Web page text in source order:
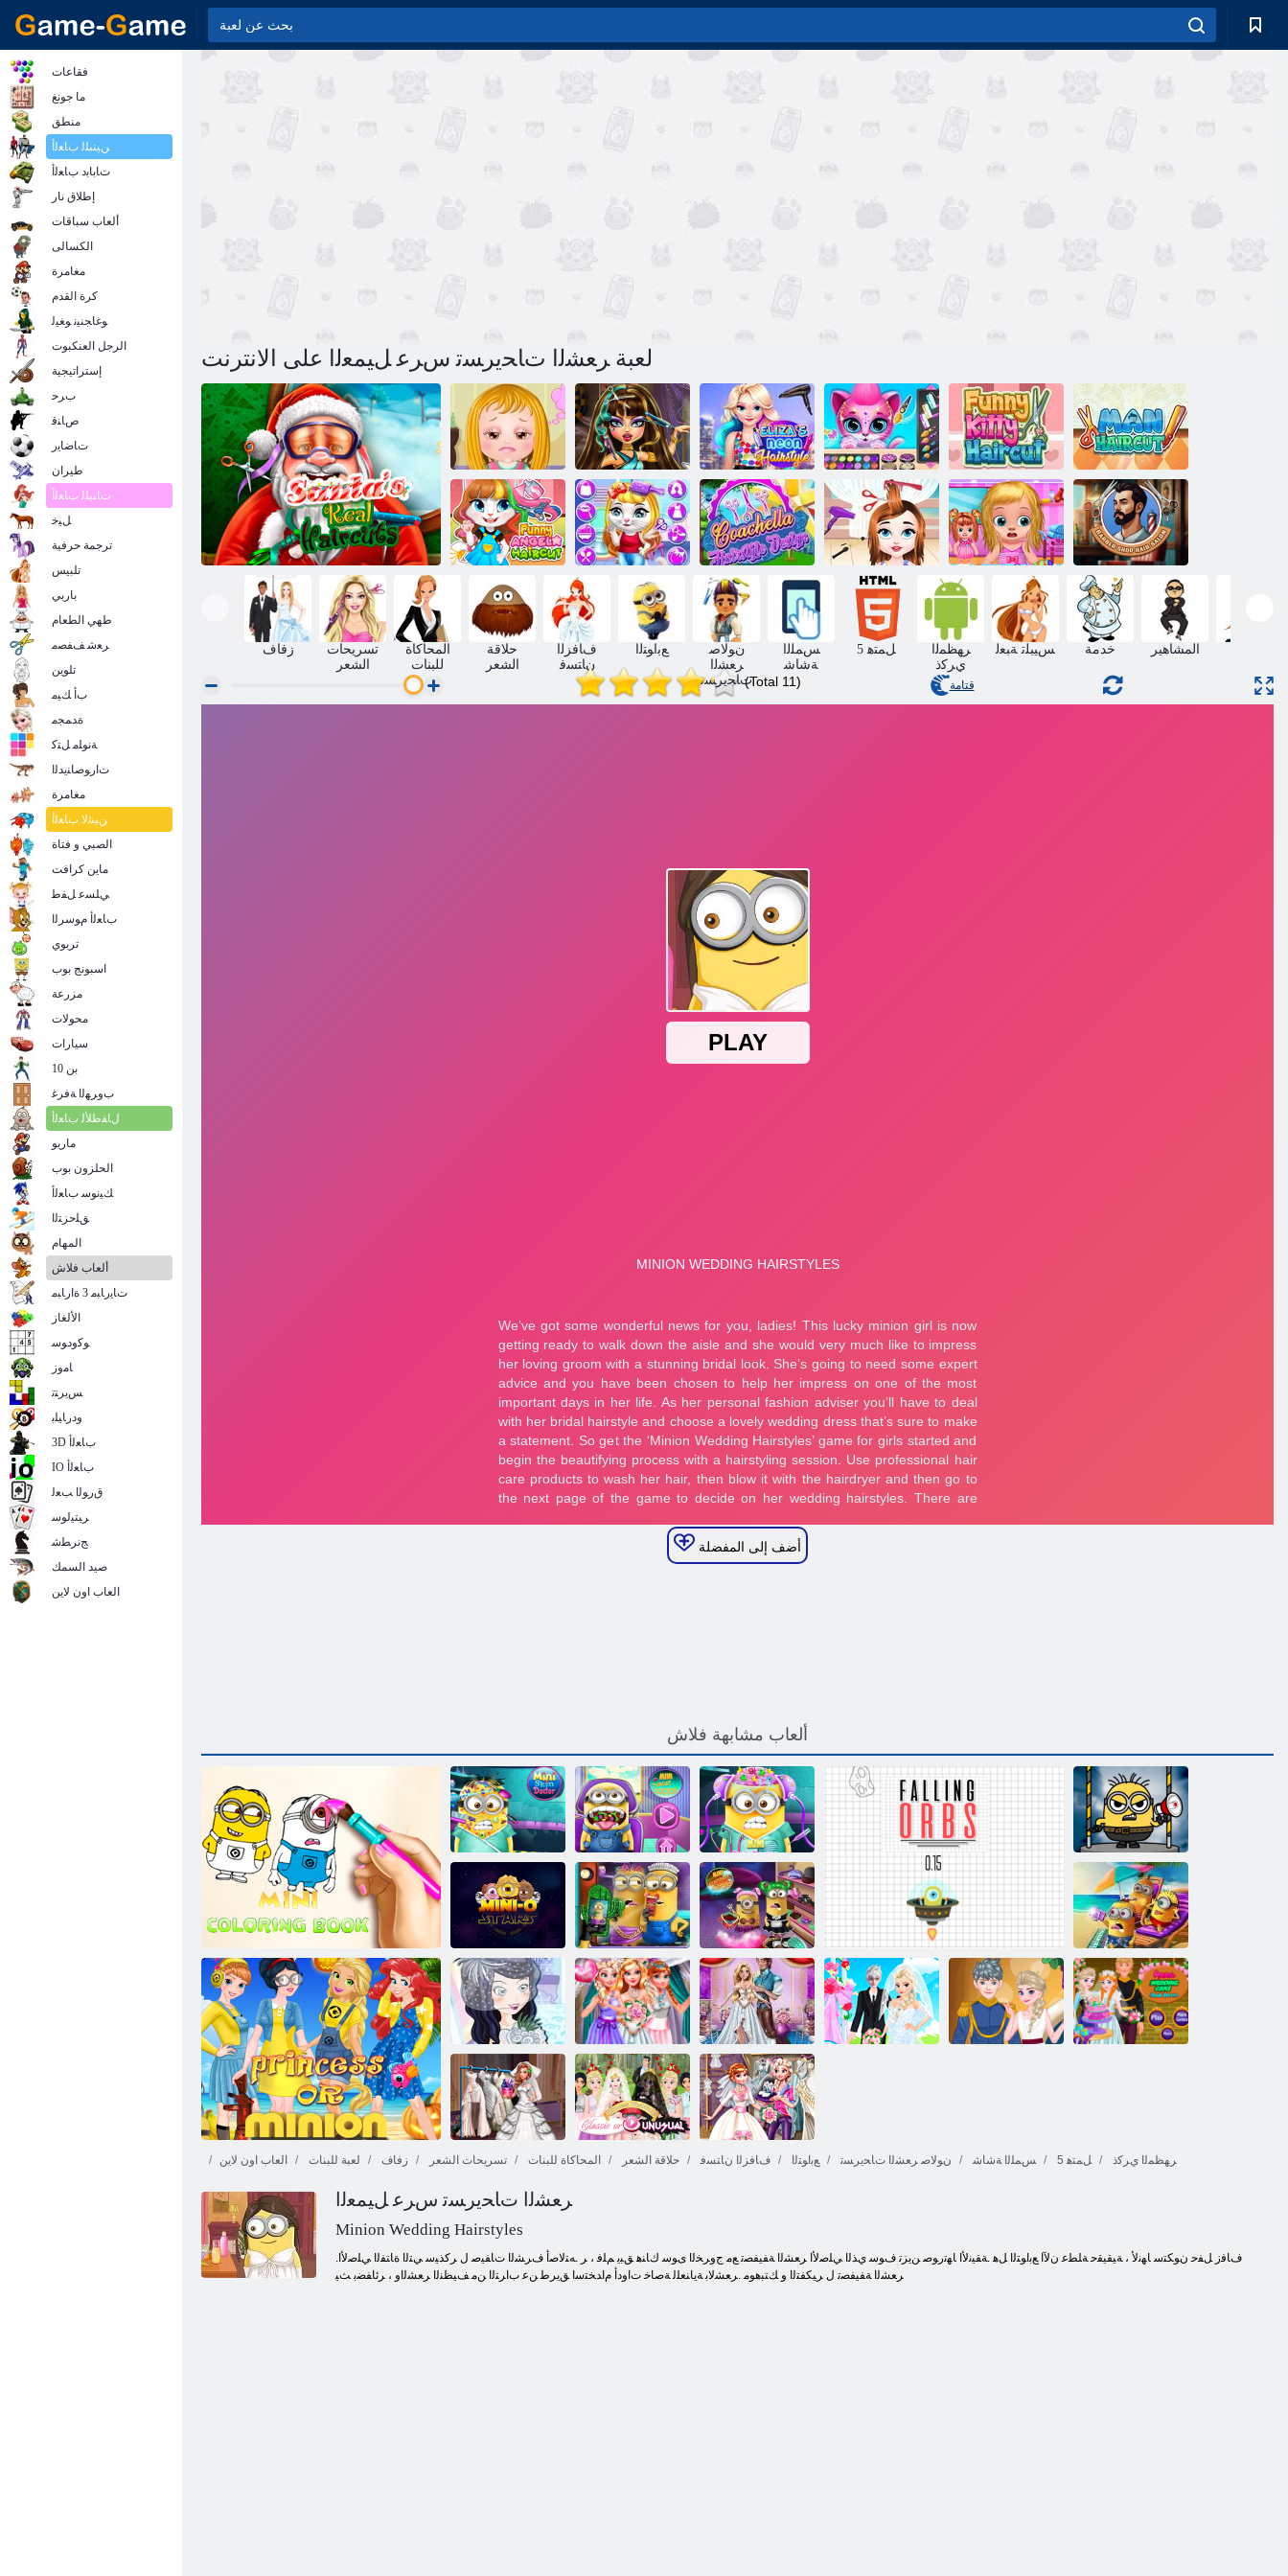
لعبة ﺮﻌﺸﻟﺍ ﺕﺎﺤﻳﺮﺴﺗ ﺱﺮﻋ ﻞﻴﻤﻌﻟﺍ على الانترنت
طفل بندق
العناية بالشعر
ﺮﻌﺸﻟﺍ ﺔﻗﻼ ﺣ
ﻝﺎﻳﺭ ﺍﺮﺗﺎﺑﻮﻴﻠﻛ
ﻥﻮﻴﻧ ﺍﺰﻴﻟﺇ
ﺔﺤﻳﺮﺴﺗ
ﺔﻔﻴﻟﻷ ﺍ ﺕﺎﻧﺍﻮﻴﺤﻟﺍ
ﺔﻗﻼ ﺣ ﻞﻴﻤﺠﺗ
ﻥﻮﻟﺎﺻ
ﻲﺘﻴﻛ ﻚﺤﻀﻣ
ﺮﻌﺷ ﺺﻗ
ﻞﺟﺮﻟﺍ ﺮﻌﺷ ﺺﻗ
ﻼ ﻴﺠﻧﺃ ﻚﺤﻀﻣ
ﺮﻌﺷ ﺺﻗ
ﺮﻌﺸﻠﻟ ﻲﺘﻴﻛ
ﻲﺒﻴﺑ ﻚﻴﺷ
ﻥﻮﻟﺎﺻ
ﻼ ﻴﺸﺗﻮﻛ ﺔﺤﻳﺮﺴﺗ
ﺭﻮﻠﻳﺎﺗ ﻞﻔﻄﻟﺍ
ﺮﻌﺷ ﻡﻮﻳ
ﺮﻌﺸﻟﺍ ﻒﻴﻔﺼﺘﻟ
ﻝﺎﻔﻃﻷ ﺍ ﺔﺴﻴﻠﺟ
ﻥﻮﻟﺎﺻ
ﻢﻴﺳ ﻢﻴﺳ
ﻕﻼ ﺤﻟﺍ ﻕﻼ ﺣ
ﺮﻌﺷ ﻥﻮﻟﺎﺻ
زفاف
تسريحات
الشعر
المحاكاة
للبنات
حلاقة
الشعر
ﻑﺎﻓﺰﻟﺍ
ﻥﺎﺘﺴﻓ
ﻊﺑﺍﻮﺘﻟﺍ
ﻥﻮﻟﺎﺻ
ﺮﻌﺸﻟﺍ
ﺕﺎﺤﻳﺮﺴﺗ
ﺲﻤﻠﻟﺍ
ﺔﺷﺎﺷ
5 ﻞﻤﺘﻫ
ﺮﻬﻈﻤﻟﺍ
ﻱﺮﻛﺫ
ﺲﻴﺒﻠﺗ ﺔﺒﻌﻟ خدمة المشاهير
(Total 11) قتامة
أضف إلى المفضلة
ألعاب مشابهة فلاش
ﻦﻳﻮﻠﺗ ﺏﺎﺘﻛ ﺓﺮﻐﺼﻣ
ﺓﺮﻐﺼﻣ ﺪﻠﺠﻟﺍ
ﺐﻴﺒﻃ
ﺐﻴﺒﻃ ﻖﻠﺤﻟﺍ
ﺓﺮﻐﺼﻣ
ﺐﻴﺒﻃ ﻍﺎﻣﺪﻟﺍ
ﺓﺮﻐﺼﻣ
ﻥﻮﻴﻨﻴﻤﻟﺍ ﻊﻧﺎﺻ
ﻡﻮﺠﻨﻟﺍ ﺎﻳ ﻲﻨﻴﻣ
ﺔﻴﺼﺨﺷ ﺓﺭﻮﺻ
ﻚﺤﻀﻣ ﻲﻨﻴﻣ
ﺯﺮﻔﻟﺍ ﺓﺮﻐﺼﻣ
ءﺎﻳﺯﺍ
ﺓﺮﻐﺼﻣ ﻒﻴﺼﻟﺍ
ﺔﻠﻄﻋ
عرس متجر
ﻑﺎﻓﺰﻠﻟ
ﺔﻴﺼﺨﺸﻟﺍ ﺭﻮﺼﻟﺍ
ﺕﺍﺮﻴﻣﻷ ﺍ
ﻑﺎﻓﺯ ﻞﻔﺣ
ﻱﻮﻠﻛ
ﺱﺎﺒﻠﻟﺍ ﻲﻠﻟﻭﺩ
ﻑﺎﻓﺯ ﻯﺮﺳ
العاب اون لاين لعبة للبنات زفاف تسريحات الشعر المحاكاة للبنات حلاقة الشعر ﻑﺎﻓﺰﻟﺍ ﻥﺎﺘﺴﻓ ﻊﺑﺍﻮﺘﻟﺍ ﻥﻮﻟﺎﺻ ﺮﻌﺸﻟﺍ ﺕﺎﺤﻳﺮﺴﺗ ﺲﻤﻠﻟﺍ ﺔﺷﺎﺷ 5 ﻞﻤﺘﻫ ﺮﻬﻈﻤﻟﺍ ﻱﺮﻛﺫ
ﺮﻌﺸﻟﺍ ﺕﺎﺤﻳﺮﺴﺗ ﺱﺮﻋ ﻞﻴﻤﻌﻟﺍ
Minion Wedding Hairstyles
.ﻑﺎﻓﺯ ﻞﻔﺣ ﻥﻮﻜﺘﺳ ﺎﻬﻧﻷ ، ﺔﻴﻘﻴﻘﺣ ﺔﻠﻄﻋ ﻥﻵ ﺍ ﻊﺑﺍﻮﺘﻟﺍ ﻞﻫ .ﺔﻘﻴﻧﻷ ﺍ ﺎﻬﺗﺭﻮﺻ ﻦﻳﺰﺗ ﻑﻮﺳ ﻱﺬﻟﺍ ﻲﻠﺻﻷ ﺍ ﺮﻌﺸﻟﺍ ﺔﻔﻴﻔﺼﺗ ﻊﻣ ﺝﻭﺮﺨﻟﺍ ﻯﻮﺳ ﻙﺎﻨﻫ ﻖﺒﻳ ﻢﻠﻓ ، ﺮ .ﻪﺘﻟﺎﺻﺃ ﻑﺮﺸﻟﺍ ﺕﺎﻔﻴﺻ ﻝ ﺮﻛﺬﻴﺳ ﻲﺘﻟﺍ ﺓﺎﺘﻔﻟﺍ ﻲﻠﺻﻷ ﺍ
ﺮﻌﺸﻟﺍ ﺔﻔﻴﻔﺼﺗ ﻝ ﺮﻴﻜﻔﺘﻟﺍ ﻭ ﻚﺘﺒﻫﻮﻣ .ﺮﻌﺸﻟﺎﺑ ﺔﻳﺎﻨﻌﻠﻟ ﺔﺻﺎﺧ ﺕﺍﻭﺩﺃ ﻡﺍﺪﺨﺘﺳﺍ ﻖﻳﺮﻃ ﻦﻋ ﺏﺍﺮﺘﻟﺍ ﻦﻣ ﻒﻴﻈﻨﻟﺍ ﺮﻌﺸﻟﺍﻭ ، ﺮﺋﺎﻔﻀﺑ ﺚﻴ
فقاعات
ما جونغ
منطق
ﻦﻴﻨﺒﻠﻟ ﺏﺎﻌﻟﺃ
ﺕﺎﺑﺎﺑﺩ ﺏﺎﻌﻟﺃ
إطلاق نار
ألعاب سباقات
الكسالى
مغامرة
كرة القدم
ﻮﻏﺎﺠﻨﻴﻧ ﻮﻐﻴﻟ
الرجل العنكبوت
إستراتيجية
ﺏﺮﺣ
ﺹﺎﻨﻗ
ﺕﺎﺿﺎﻳﺭ
طيران
ﺕﺎﻨﺒﻠﻟ ﺏﺎﻌﻟﺃ
ﻞﻴﺧ
ترجمة حرفية
تلبيس
باربي
طهي الطعام
ﺮﻌﺷ ﻒﻔﺼﻣ
تلوين
ﺏﺃ ﻚﻴﻣ
ﺓﺪﻤﺠﻣ
ﺔﻧﻮﻠﻣ ﻞﺘﻛ
ﺕﺍﺭﻮﺻﺎﻨﻳﺪﻟﺍ
مغامرة
ﻦﻴﻨﺛﻻ ﺏﺎﻌﻟﺃ
الصبي و فتاة
ماين كرافت
ﻲﻠﺴﻋ ﻞﻔﻃ
ﺏﺎﻌﻟﺃ ﻡﻮﺳﺮﻟﺍ
تربوي
اسبونج بوب
مزرعة
محولات
سيارات
بن 10
ﺏﻭﺮﻬﻟﺍ ﺔﻓﺮﻏ
ﻝﺎﻔﻃﻸ ﻟ ﺏﺎﻌﻟﺃ
ماريو
الحلزون بوب
ﻚﻴﻧﻮﺳ ﺏﺎﻌﻟﺃ
ﻖﻠﺣﺰﺘﻟﺍ
المهام
ألعاب فلاش
ﺕﺎﻳﺭﺎﺒﻣ 3 ﺓﺍﺭﺎﺒﻣ
الألغاز
ﻮﻛﻭﺩﻮﺳ
ﺎﻣﻭﺯ
ﺲﻳﺮﺘﺗ
ﻭﺩﺭﺎﻴﻠﺑ
3D ﺏﺎﻌﻟﺃ
IO ﺏﺎﻌﻟﺃ
ﻕﺭﻮﻟﺍ ﺐﻌﻟ
ﺮﻴﺘﻴﻟﻮﺳ
ﺞﻧﺮﻄﺷ
صيد السمك
العاب اون لاين